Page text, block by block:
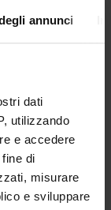
annunci
dati
utilizzando
e accedere
di
misurare
e sviluppare